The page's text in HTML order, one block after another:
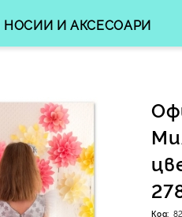
И АКСЕСОАРИ
Код: